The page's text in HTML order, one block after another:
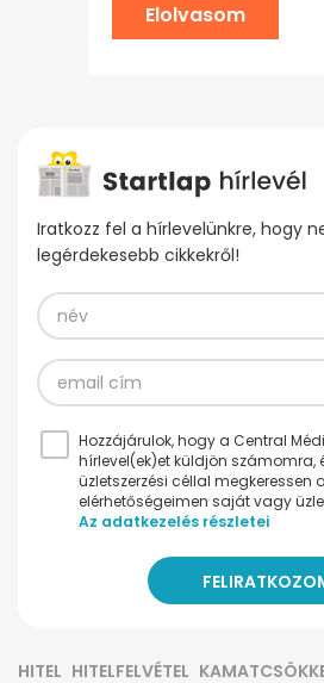
Elolvasom
Iratkozz fel a hírlevelünkre, hogy
legérdekesebb cikkekről!
Hozzájárulok, hogy a Central
hírlevel(ek)et küldjön számomra,
üzletszerzési céllal
elérhetőségeimen saját vagy
Az adatkezelés részletei
HITEL HITELFELVÉTEL